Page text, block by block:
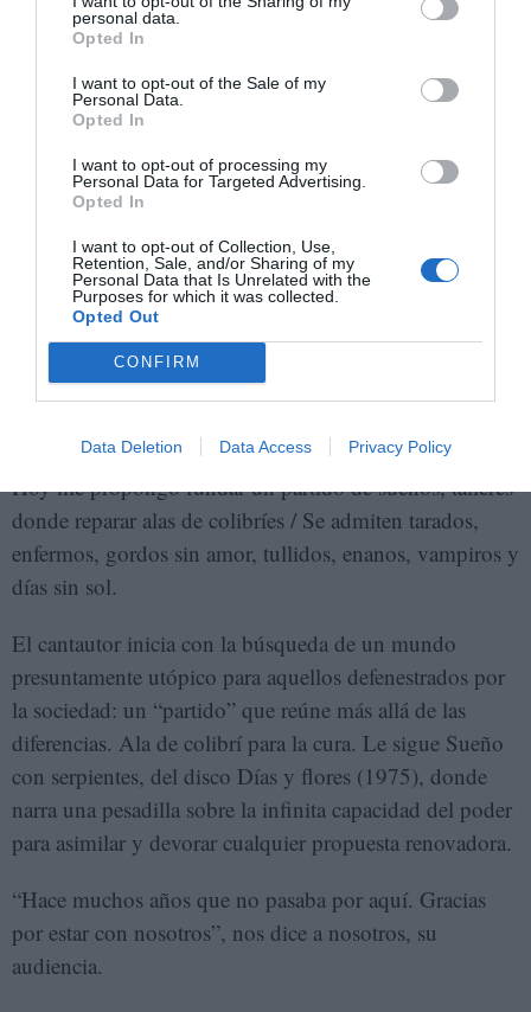
personal data.
Opted In
I want to opt-out of the Sale of my
Personal Data.
Opted In
I want to opt-out of processing my
Personal Data for Targeted Advertising.
Opted In
I want to opt-out of Collection, Use,
Retention, Sale, and/or Sharing of my
Personal Data that Is Unrelated with the
Purposes for which it was collected.
Opted Out
CONFIRM
Data Deletion Data Access Privacy Policy
…
A las 9:30 de la noche se apagan las luces en el
Movistar Arena. El silencio dura apenas unos segundos,
surgieron desde distintos sectores del público; “¡Te
amamos, Silvio!” y un inesperado “¡Viva Fidel!” del
hombre sentado detrás mío. Acto seguido, entran en
escena, uno por uno, los músicos de la banda, entre
ellos su esposa Niurka González en la flauta y su hija
Malva en el piano.
La entrada final fue la de un Silvio Rodríguez de 78
Hoy me propongo fundar un partido de sueños, talleres
donde reparar alas de colibríes / Se admiten tarados,
enfermos, gordos sin amor, tullidos, enanos, vampiros y
días sin sol.
El cantautor inicia con la búsqueda de un mundo
presuntamente utópico para aquellos defenestrados por
la sociedad: un “partido” que reúne más allá de las
diferencias. Ala de colibrí para la cura. Le sigue Sueño
con serpientes, del disco Días y flores (1975), donde
narra una pesadilla sobre la infinita capacidad del poder
para asimilar y devorar cualquier propuesta renovadora.
“Hace muchos años que no pasaba por aquí. Gracias
por estar con nosotros”, nos dice a nosotros, su
audiencia.